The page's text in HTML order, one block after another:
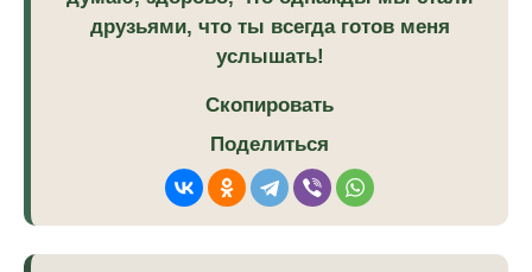
друзьями, что ты всегда готов меня
услышать!
Скопировать
Поделиться